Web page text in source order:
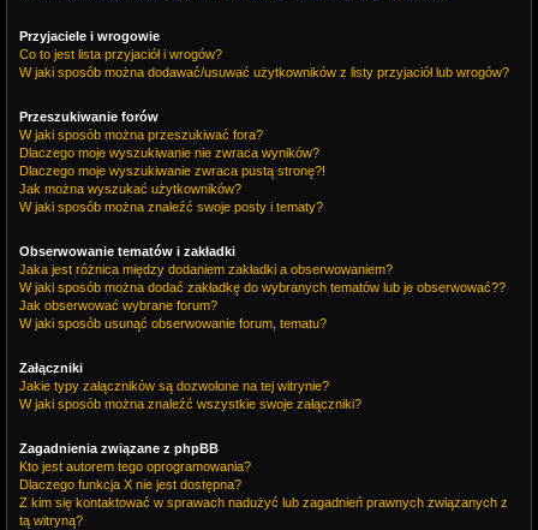
Przyjaciele i wrogowie
Co to jest lista przyjaciół i wrogów?
W jaki sposób można dodawać/usuwać użytkowników z listy przyjaciół lub wrogów?
Przeszukiwanie forów
W jaki sposób można przeszukiwać fora?
Dlaczego moje wyszukiwanie nie zwraca wyników?
Dlaczego moje wyszukiwanie zwraca pustą stronę?!
Jak można wyszukać użytkowników?
W jaki sposób można znaleźć swoje posty i tematy?
Obserwowanie tematów i zakładki
Jaka jest różnica między dodaniem zakładki a obserwowaniem?
W jaki sposób można dodać zakładkę do wybranych tematów lub je obserwować??
Jak obserwować wybrane forum?
W jaki sposób usunąć obserwowanie forum, tematu?
Załączniki
Jakie typy załączników są dozwolone na tej witrynie?
W jaki sposób można znaleźć wszystkie swoje załączniki?
Zagadnienia związane z phpBB
Kto jest autorem tego oprogramowania?
Dlaczego funkcja X nie jest dostępna?
Z kim się kontaktować w sprawach nadużyć lub zagadnień prawnych związanych z
tą witryną?